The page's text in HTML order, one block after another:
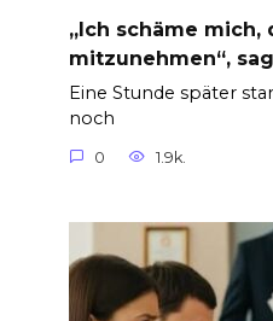
„Ich schäme
mitzunehmen“,
Eine Stunde später
noch
0 1.9k.